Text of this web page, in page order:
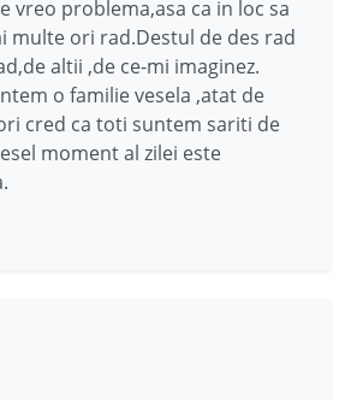
vreo problema,asa ca in loc sa
multe ori rad.Destul de des rad
altii ,de ce-mi imaginez.
o familie vesela ,atat de
cred ca toti suntem sariti de
moment al zilei este